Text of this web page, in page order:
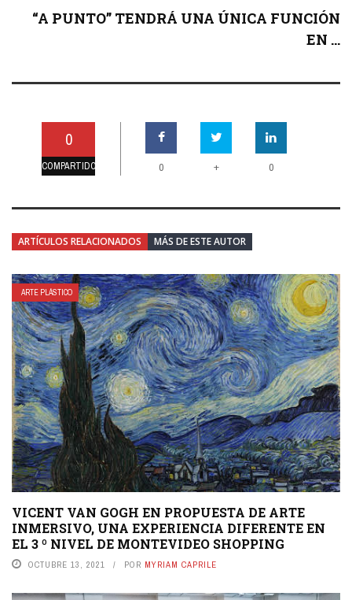
“A PUNTO” TENDRÁ UNA ÚNICA FUNCIÓN
EN ...
0
COMPARTIDO 0 + 0
ARTÍCULOS RELACIONADOS MÁS DE ESTE AUTOR
ARTE PLÁSTICO
VICENT VAN GOGH EN PROPUESTA DE ARTE
INMERSIVO, UNA EXPERIENCIA DIFERENTE EN
EL 3 º NIVEL DE MONTEVIDEO SHOPPING
OCTUBRE 13, 2021 POR MYRIAM CAPRILE